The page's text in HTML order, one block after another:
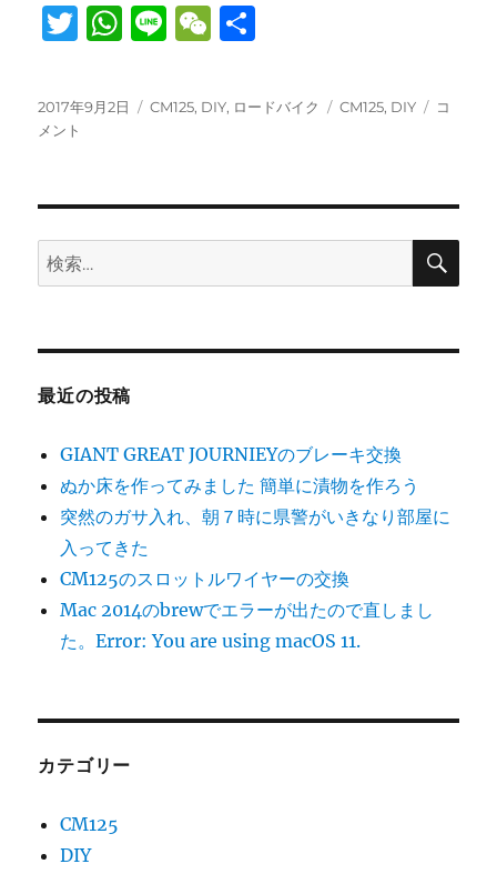
T
it
W
at
p
p
Li
e
W
C
投
稿
2017年9月2日
カ
CM125, DIY, ロードバイク
タ
CM125, DIY
錆
に
コ
メント
検
索:
検
最近の投稿
GIANT GREAT JOURNIEYのブレーキ交換
ぬか床を作ってみました 簡単に漬物を作ろう
突然のガサ入れ、朝７時に県警がいきなり部屋に
入ってきた
CM125のスロットルワイヤーの交換
Mac 2014のbrewでエラーが出たので直しまし
た。Error: You are using macOS 11.
カテゴリー
CM125
DIY